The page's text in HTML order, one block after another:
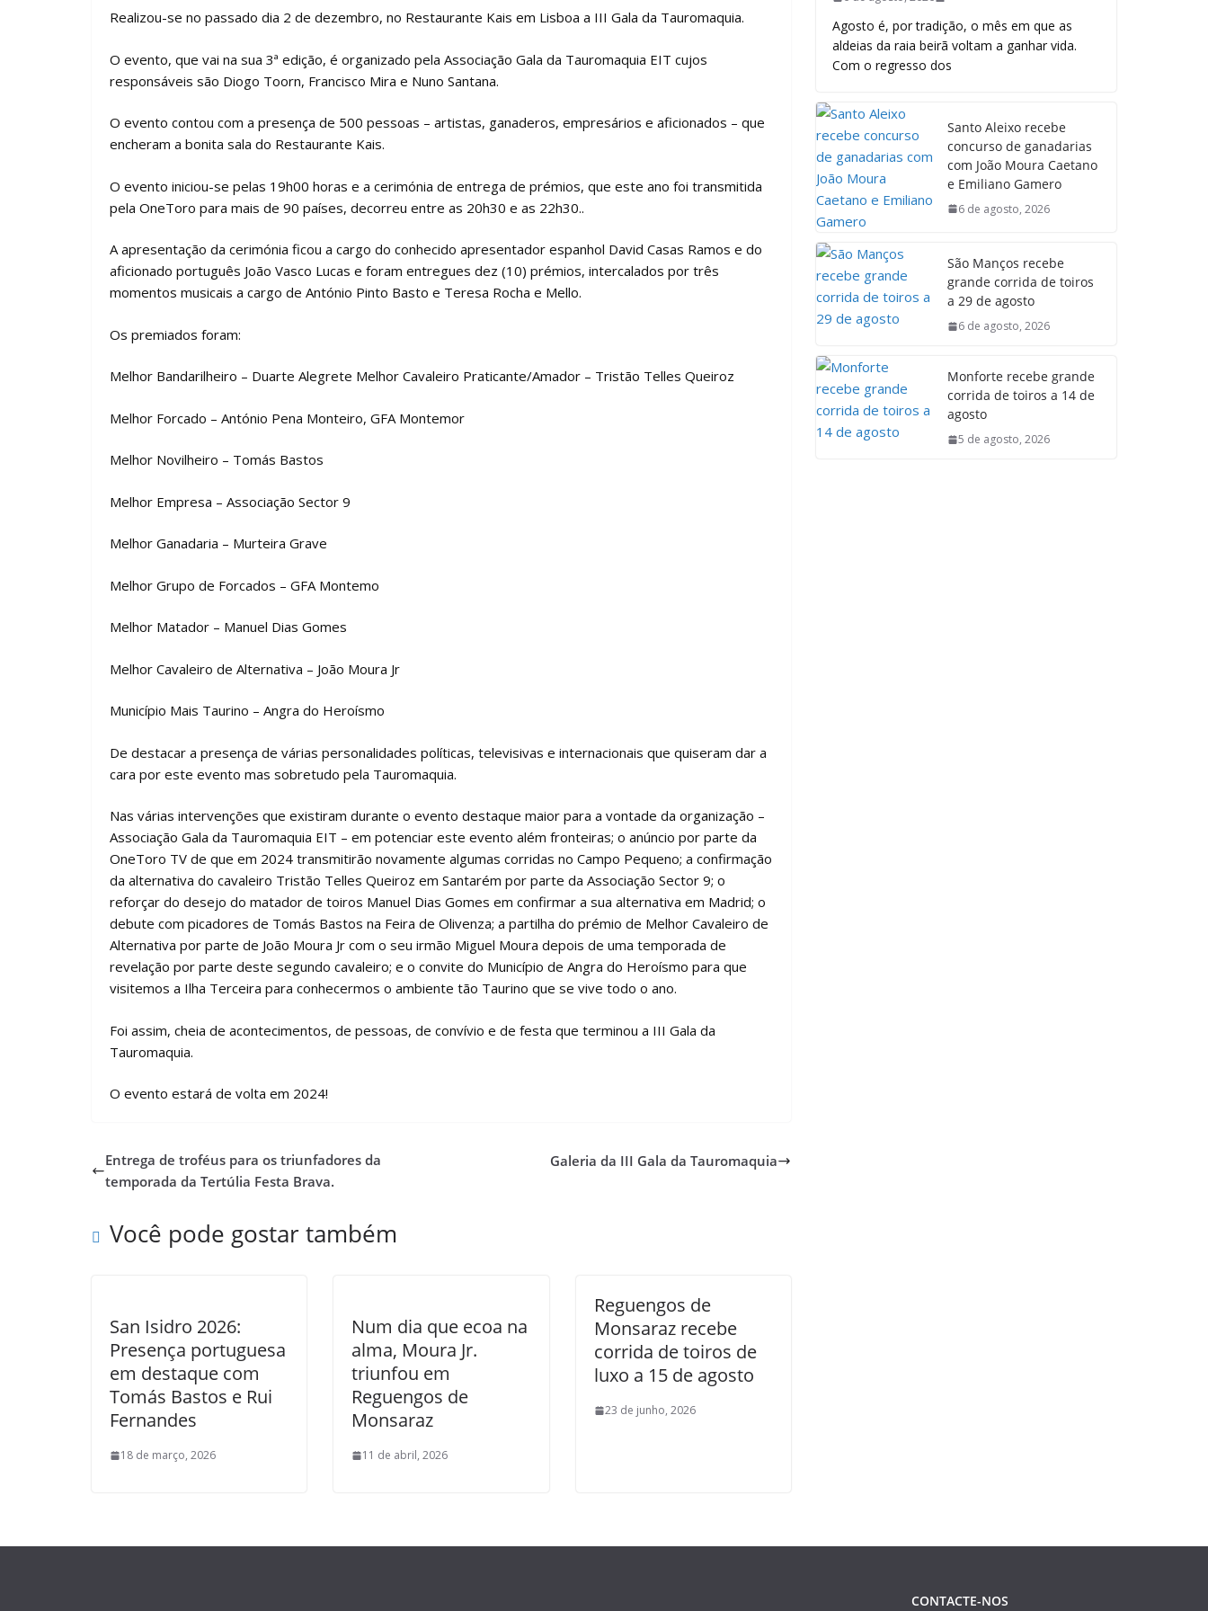
Realizou-se no passado dia 2 de dezembro, no Restaurante Kais em Lisboa a III Gala da Tauromaquia.
O evento, que vai na sua 3ª edição, é organizado pela Associação Gala da Tauromaquia EIT cujos
responsáveis são Diogo Toorn, Francisco Mira e Nuno Santana.
O evento contou com a presença de 500 pessoas – artistas, ganaderos, empresários e aficionados – que
encheram a bonita sala do Restaurante Kais.
O evento iniciou-se pelas 19h00 horas e a cerimónia de entrega de prémios, que este ano foi transmitida
pela OneToro para mais de 90 países, decorreu entre as 20h30 e as 22h30..
A apresentação da cerimónia ficou a cargo do conhecido apresentador espanhol David Casas Ramos e do
aficionado português João Vasco Lucas e foram entregues dez (10) prémios, intercalados por três
momentos musicais a cargo de António Pinto Basto e Teresa Rocha e Mello.
Os premiados foram:
Melhor Bandarilheiro – Duarte Alegrete Melhor Cavaleiro Praticante/Amador – Tristão Telles Queiroz
Melhor Forcado – António Pena Monteiro, GFA Montemor
Melhor Novilheiro – Tomás Bastos
Melhor Empresa – Associação Sector 9
Melhor Ganadaria – Murteira Grave
Melhor Grupo de Forcados – GFA Montemo
Melhor Matador – Manuel Dias Gomes
Melhor Cavaleiro de Alternativa – João Moura Jr
Município Mais Taurino – Angra do Heroísmo
De destacar a presença de várias personalidades políticas, televisivas e internacionais que quiseram dar a
cara por este evento mas sobretudo pela Tauromaquia.
Nas várias intervenções que existiram durante o evento destaque maior para a vontade da organização –
Associação Gala da Tauromaquia EIT – em potenciar este evento além fronteiras; o anúncio por parte da
OneToro TV de que em 2024 transmitirão novamente algumas corridas no Campo Pequeno; a confirmação
da alternativa do cavaleiro Tristão Telles Queiroz em Santarém por parte da Associação Sector 9; o
reforçar do desejo do matador de toiros Manuel Dias Gomes em confirmar a sua alternativa em Madrid; o
debute com picadores de Tomás Bastos na Feira de Olivenza; a partilha do prémio de Melhor Cavaleiro de
Alternativa por parte de João Moura Jr com o seu irmão Miguel Moura depois de uma temporada de
revelação por parte deste segundo cavaleiro; e o convite do Município de Angra do Heroísmo para que
visitemos a Ilha Terceira para conhecermos o ambiente tão Taurino que se vive todo o ano.
Foi assim, cheia de acontecimentos, de pessoas, de convívio e de festa que terminou a III Gala da
Tauromaquia.
O evento estará de volta em 2024!
Entrega de troféus para os triunfadores da
temporada da Tertúlia Festa Brava.
Galeria da III Gala da Tauromaquia
Você pode gostar também
San Isidro 2026:
Presença portuguesa
em destaque com
Tomás Bastos e Rui
Fernandes
18 de março, 2026
Num dia que ecoa na
alma, Moura Jr.
triunfou em
Reguengos de
Monsaraz
11 de abril, 2026
Reguengos de
Monsaraz recebe
corrida de toiros de
luxo a 15 de agosto
23 de junho, 2026
Agosto é, por tradição, o mês em que as
aldeias da raia beirã voltam a ganhar vida.
Com o regresso dos
Santo Aleixo recebe
concurso de ganadarias
com João Moura Caetano
e Emiliano Gamero
6 de agosto, 2026
São Manços recebe
grande corrida de toiros
a 29 de agosto
6 de agosto, 2026
Monforte recebe grande
corrida de toiros a 14 de
agosto
5 de agosto, 2026
CONTACTE-NOS